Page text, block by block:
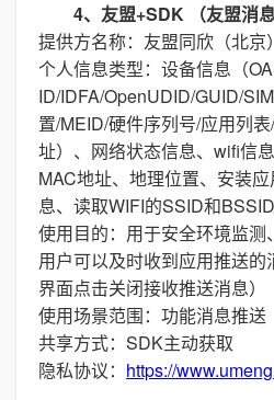
4、友盟+SDK （友盟消
提供方名称：友盟同欣（北京
个人信息类型：设备信息（
ID/IDFA/OpenUDID/GUID/
置/MEID/硬件序列号/应用列
址）、网络状态信息、wifi信
MAC地址、地理位置、安装
息、读取WIFI的SSID和
使用目的：用于安全环境监
用户可以及时收到应用推送
界面点击关闭接收推送消息）
使用场景范围：功能消息推送
共享方式：SDK主动获取
隐私协议： https://